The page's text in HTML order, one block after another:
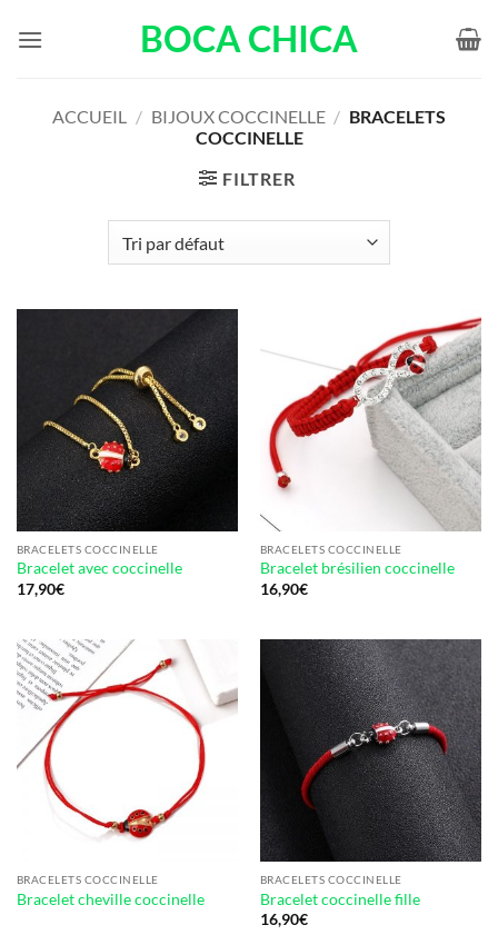
BOCA CHICA
ACCUEIL / BIJOUX COCCINELLE / BRACELETS
COCCINELLE
FILTRER
BRACELETS COCCINELLE
Bracelet avec coccinelle
17,90€
BRACELETS COCCINELLE
Bracelet brésilien coccinelle
16,90€
BRACELETS COCCINELLE
Bracelet cheville coccinelle
BRACELETS COCCINELLE
Bracelet coccinelle fille
16,90€